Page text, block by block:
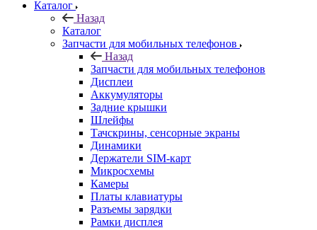
Назад
Каталог
Запчасти для мобильных телефонов
Назад
Запчасти для мобильных телефонов
Дисплеи
Аккумуляторы
Задние крышки
Шлейфы
Тачскрины, сенсорные экраны
Динамики
Держатели SIM-карт
Микросхемы
Камеры
Платы клавиатуры
Разъемы зарядки
Рамки дисплея
Коаксиальный кабель и антенны